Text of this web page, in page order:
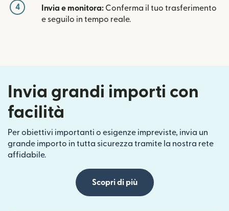
4 Invia e monitora: Conferma il tuo trasferimento
e seguilo in tempo reale.
Invia grandi importi con
facilità
Per obiettivi importanti o esigenze impreviste, invia un
grande importo in tutta sicurezza tramite la nostra rete
affidabile.
Scopri di più